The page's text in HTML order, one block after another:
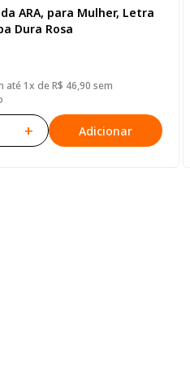
ARA, para Mulher, Letra
Dura Rosa
até 1x de R$ 46,90 sem
+ Adicionar